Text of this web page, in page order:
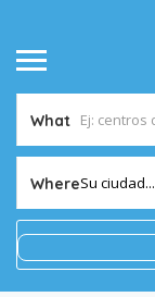
What
WhereSu ciudad...